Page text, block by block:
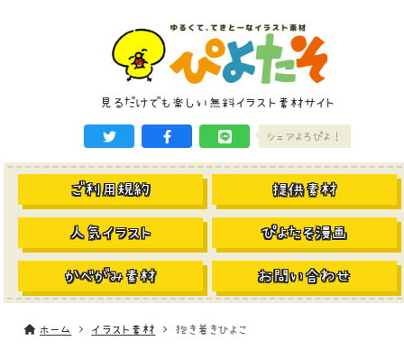
見るだけでも楽しい無料イラスト素材サイト
シェアよろぴよ！
ご利用規約 提供素材
人気イラスト ぴよたそ漫画
かべがみ素材 お問い合わせ
ホーム イラスト素材 抱き着きひよこ